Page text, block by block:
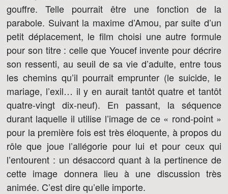
gouffre. Telle pourrait être une fonction de la
parabole. Suivant la maxime d’Amou, par suite d’un
petit déplacement, le film choisi une autre formule
pour son titre : celle que Youcef invente pour décrire
son ressenti, au seuil de sa vie d’adulte, entre tous
les chemins qu’il pourrait emprunter (le suicide, le
mariage, l’exil… il y en aurait tantôt quatre et tantôt
quatre-vingt dix-neuf). En passant, la séquence
durant laquelle il utilise l’image de ce « rond-point »
pour la première fois est très éloquente, à propos du
rôle que joue l’allégorie pour lui et pour ceux qui
l’entourent : un désaccord quant à la pertinence de
cette image donnera lieu à une discussion très
animée. C’est dire qu’elle importe.